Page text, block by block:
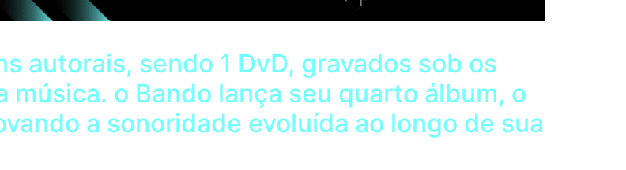
autorais, sendo 1 DvD, gravados sob os
o Bando lança seu quarto álbum, o
a sonoridade evoluída ao longo de sua